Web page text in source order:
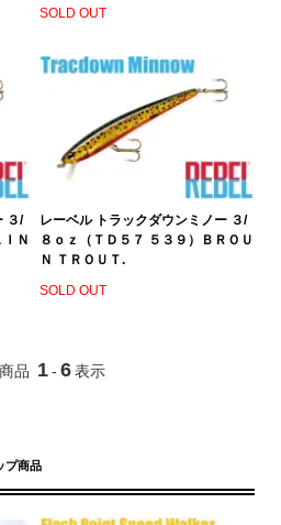
SOLD OUT
３/
Ｎ
レーベル トラックダウンミノー ３/
８ｏｚ（ＴＤ５７ ５３９）ＢＲＯＵ
Ｎ ＴＲＯＵＴ.
SOLD OUT
商品 1 - 6 表示
プ商品